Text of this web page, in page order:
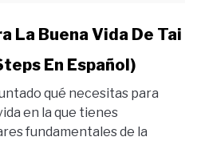
La Buena Vida De Tai
En Español)
qué necesitas para
en la que tienes
fundamentales de la